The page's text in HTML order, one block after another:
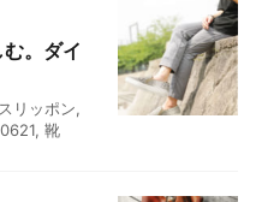
。ダイ
スリッポン,
, 靴